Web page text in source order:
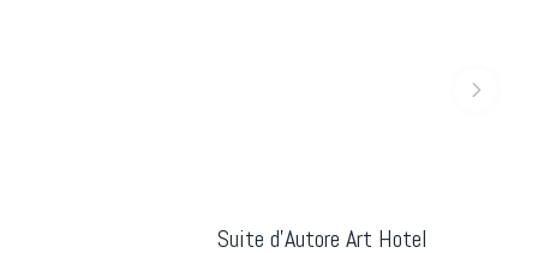
Suite d'Autore Art Hotel